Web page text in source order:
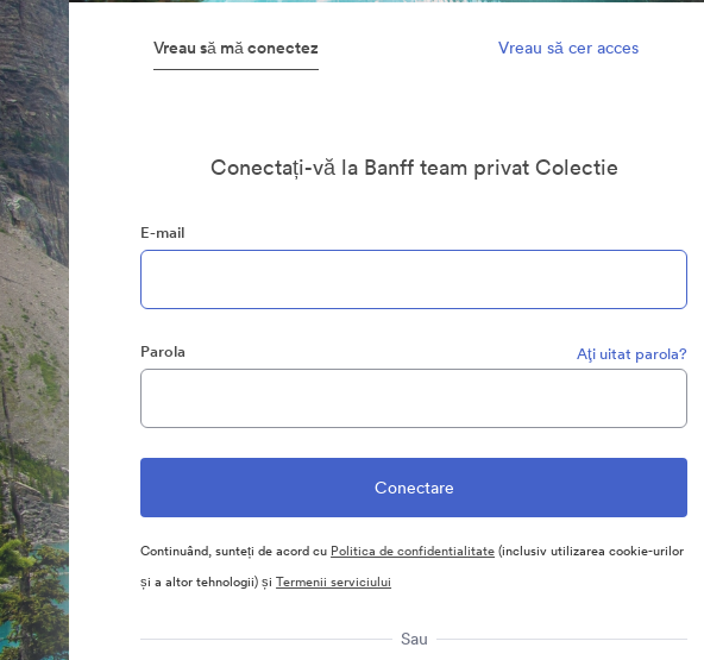
Vreau să mă conectez Vreau să cer acces
Conectați-vă la Banff team privat Colectie
E-mail
Parola Aţi uitat parola?
Continuând, sunteți de acord cu Politica de confidentialitate(inclusiv utilizarea cookie-urilor
și a altor tehnologii) șiTermenii serviciului
Sau